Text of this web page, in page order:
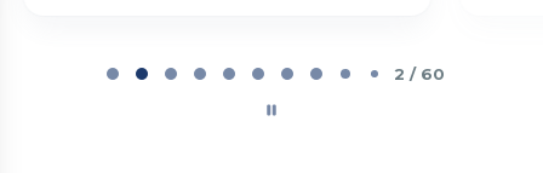
2 / 60